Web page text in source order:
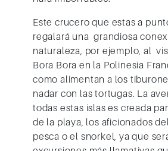
Este crucero que estas a
regalará una grandiosa
naturaleza, por ejemplo, al
Bora Boraen la Polinesia
como alimentan a los
nadar con las tortugas. La
todas estas islas es creada
de la playa, los aficionados
pesca o el snorkel, ya que